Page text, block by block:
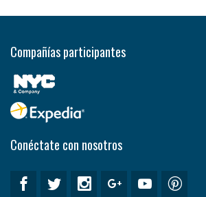
Compañías participantes
Conéctate con nosotros